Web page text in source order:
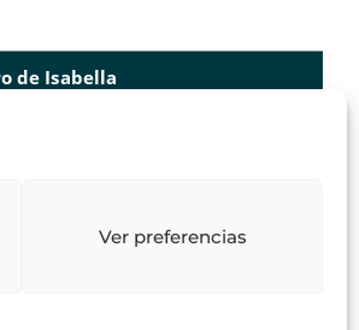
Ver preferencias
de Isabella